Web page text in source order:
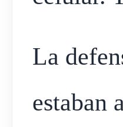
La
estaban